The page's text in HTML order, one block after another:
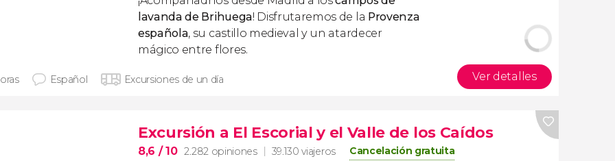
lavanda de Brihuega! Disfrutaremos de la Provenza
española, su castillo medieval y un atardecer
mágico entre flores.
Español Excursiones de un día Ver detalles
Excursión a El Escorial y el Valle de los Caídos
8,6 / 10 2.282 opiniones 39.130 viajeros Cancelación gratuita